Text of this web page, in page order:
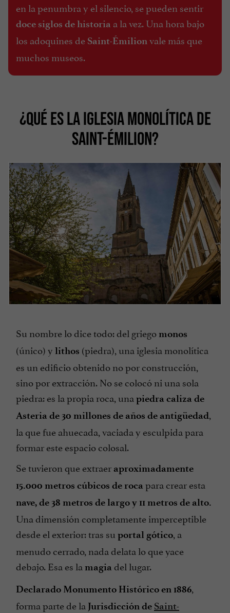
en la penumbra y el silencio, se pueden sentir
doce siglos de historia a la vez. Una hora bajo
los adoquines de Saint-Émilionvale más que
muchos museos.
¿QUÉ ES LA IGLESIA MONOLÍTICA DE
SAINT-ÉMILION?
Su nombre lo dice todo: del griego monos
(único) y lithos (piedra), una iglesia monolítica
es un edificio obtenido no por construcción,
sino por extracción. No se colocó ni una sola
piedra: es la propia roca, una piedra caliza de
Asteria de 30 millones de años de antigüedad,
la que fue ahuecada, vaciada y esculpida para
formar este espacio colosal.
Se tuvieron que extraer aproximadamente
15.000 metros cúbicos de roca para crear esta
nave, de 38 metros de largo y 11 metros de alto.
Una dimensión completamente imperceptible
desde el exterior: tras su portal gótico, a
menudo cerrado, nada delata lo que yace
debajo. Esa es la magia del lugar.
Declarado Monumento Histórico en 1886,
forma parte de la Jurisdicción de Saint-